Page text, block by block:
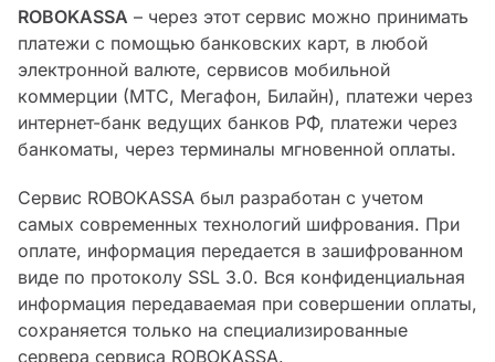
ROBOKASSA – через этот сервис можно принимать
платежи с помощью банковских карт, в любой
электронной валюте, сервисов мобильной
коммерции (МТС, Мегафон, Билайн), платежи через
интернет-банк ведущих банков РФ, платежи через
банкоматы, через терминалы мгновенной оплаты.
Сервис ROBOKASSA был разработан с учетом
самых современных технологий шифрования. При
оплате, информация передается в зашифрованном
виде по протоколу SSL 3.0. Вся конфиденциальная
информация передаваемая при совершении оплаты,
сохраняется только на специализированные
сервера сервиса ROBOKASSA.